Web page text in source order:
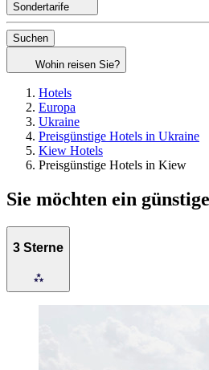
Sondertarife
Suchen
Wohin reisen Sie?
Hotels
Europa
Ukraine
Preisgünstige Hotels in Ukraine
Kiew Hotels
Preisgünstige Hotels in Kiew
Sie möchten ein
3 Sterne